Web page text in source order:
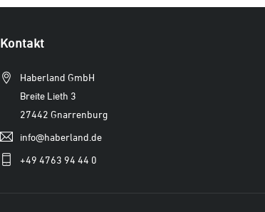
Kontakt
Haberland GmbH
Breite Lieth 3
27442 Gnarrenburg
info@haberland.de
+49 4763 94 44 0